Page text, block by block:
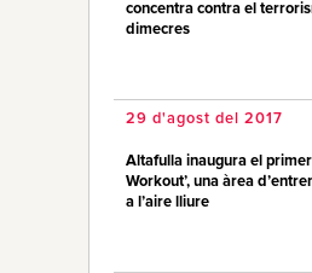
concentra contra el
dimecres
29 d'agost del 2017
Altafulla inaugura el primer
Workout’, una àrea
a l’aire lliure